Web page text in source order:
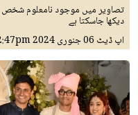
تصاویر میں موجود نامعلوم شخص
دیکھا جاسکتا ہے
اپ ڈیٹ 06 جنوری 2024